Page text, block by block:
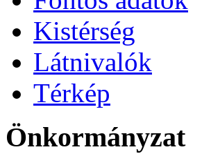
Kistérség
Látnivalók
Térkép
Önkormányzat